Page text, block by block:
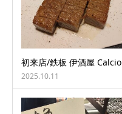
初来店/鉄板 伊酒屋 Calcio
2025.10.11